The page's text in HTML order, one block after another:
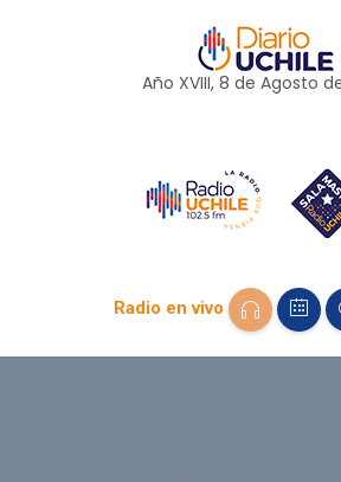
Año XVIII, 8 de Agosto
Radio en vivo